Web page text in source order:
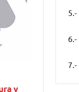
y
5.-
6.-
7.-